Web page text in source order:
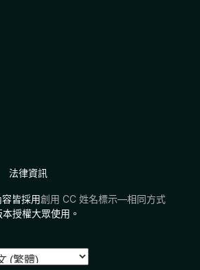
法律資訊
皆採用創用 CC 姓名標示—相同方式
授權大眾使用。